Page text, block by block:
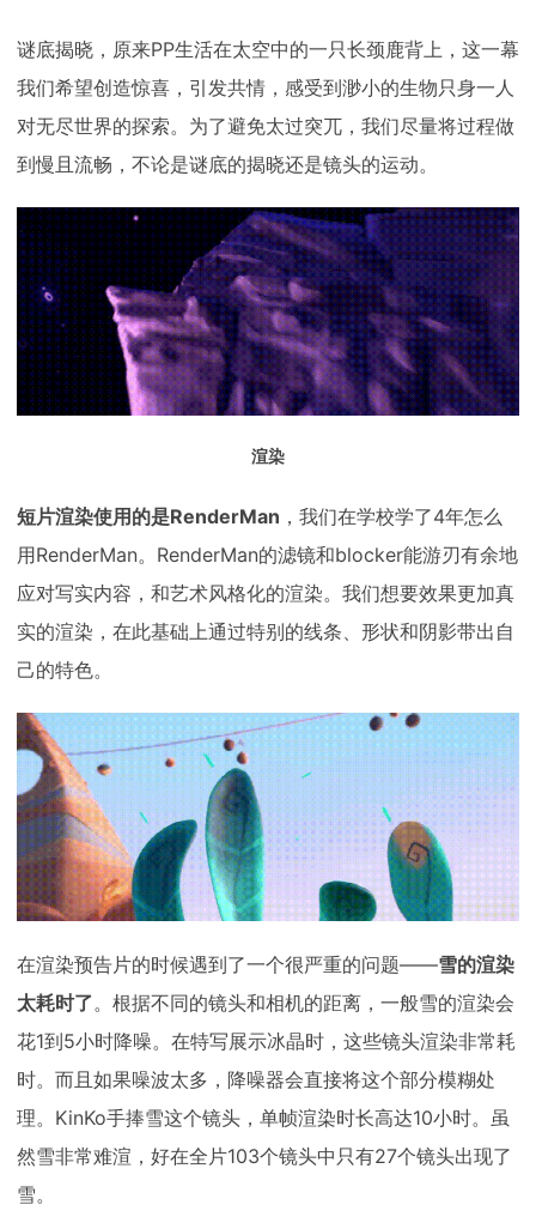
谜底揭晓，原来PP生活在太空中的一只长颈鹿背上，这一幕
我们希望创造惊喜，引发共情，感受到渺小的生物只身一人
对无尽世界的探索。为了避免太过突兀，我们尽量将过程做
到慢且流畅，不论是谜底的揭晓还是镜头的运动。
渲染
短片渲染使用的是RenderMan ，我们在学校学了4年怎么
用RenderMan。RenderMan的滤镜和blocker能游刃有余地
应对写实内容，和艺术风格化的渲染。我们想要效果更加真
实的渲染，在此基础上通过特别的线条、形状和阴影带出自
己的特色。
在渲染预告片的时候遇到了一个很严重的问题——雪的渲染
太耗时了。根据不同的镜头和相机的距离，一般雪的渲染会
花1到5小时降噪。在特写展示冰晶时，这些镜头渲染非常耗
时。而且如果噪波太多，降噪器会直接将这个部分模糊处
理。KinKo手捧雪这个镜头，单帧渲染时长高达10小时。虽
然雪非常难渲，好在全片103个镜头中只有27个镜头出现了
雪。